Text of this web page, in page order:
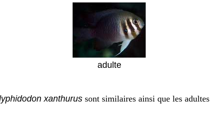
adulte
xanthurus sont similaires ainsi que les adultes